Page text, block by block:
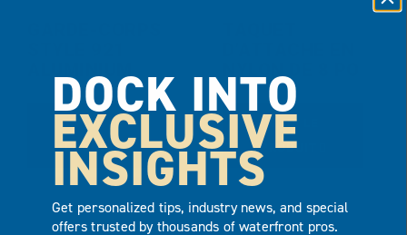
VOIR LE
PRODUIT
DEVIS
VOIR LE
PRODUIT
DEVIS
DOCK INTO
EXCLUSIVE
INSIGHTS
Get personalized tips, industry news, and special
offers trusted by thousands of waterfront pros.